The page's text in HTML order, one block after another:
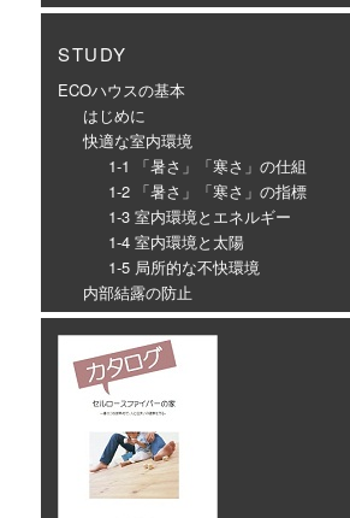
STUDY
ECOハウスの基本
はじめに
快適な室内環境
1-1 「暑さ」「寒さ」の仕組
1-2 「暑さ」「寒さ」の指標
1-3 室内環境とエネルギー
1-4 室内環境と太陽
1-5 局所的な不快環境
内部結露の防止